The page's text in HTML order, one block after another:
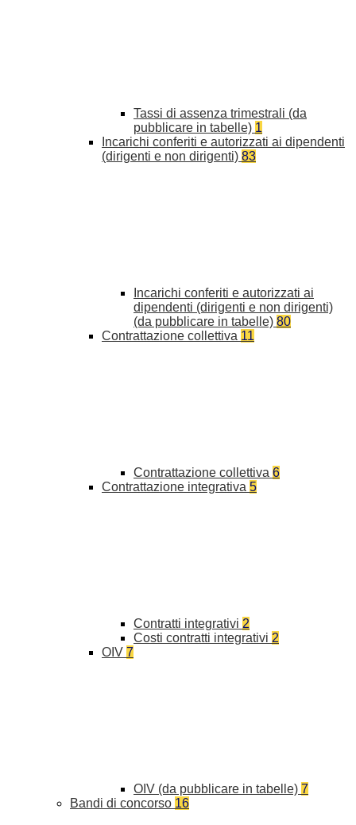
Tassi di assenza trimestrali (da
pubblicare in tabelle) 1
Incarichi conferiti e autorizzati ai dipendenti
(dirigenti e non dirigenti) 83
Incarichi conferiti e autorizzati ai
dipendenti (dirigenti e non dirigenti)
(da pubblicare in tabelle) 80
Contrattazione collettiva 11
Contrattazione collettiva 6
Contrattazione integrativa 5
Contratti integrativi 2
Costi contratti integrativi 2
OIV 7
OIV (da pubblicare in tabelle) 7
Bandi di concorso 16